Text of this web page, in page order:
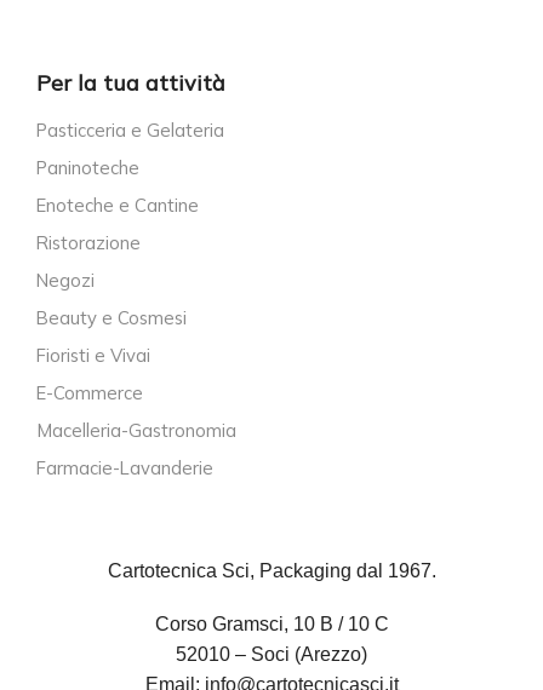
Per la tua attività
Pasticceria e Gelateria
Paninoteche
Enoteche e Cantine
Ristorazione
Negozi
Beauty e Cosmesi
Fioristi e Vivai
E-Commerce
Macelleria-Gastronomia
Farmacie-Lavanderie
Cartotecnica Sci, Packaging dal 1967.
Corso Gramsci, 10 B / 10 C
52010 – Soci (Arezzo)
Email: info@cartotecnicasci.it